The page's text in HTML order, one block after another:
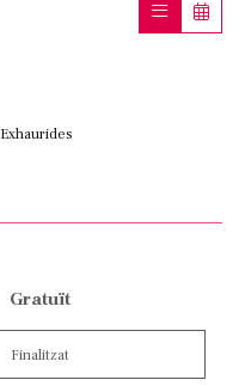
Exhaurides
Gratuït
Finalitzat